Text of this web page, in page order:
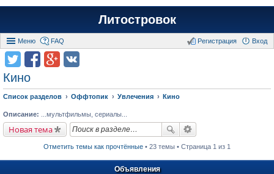
Литостровок
Меню FAQ Вход
Регистрация
Кино
Список разделов Оффтопик Увлечения Кино
Описание: ...мультфильмы, сериалы...
Новая тема
Отметить темы как прочтённые • 23 темы • Страница 1 из 1
Объявления